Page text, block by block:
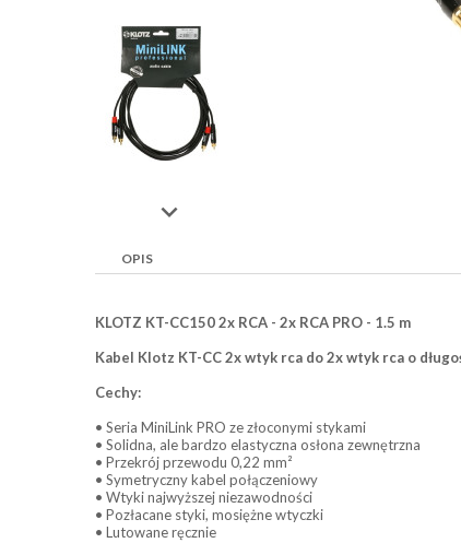

OPIS
KLOTZ KT-CC150 2x RCA - 2x RCA PRO - 1.5 m
Kabel Klotz KT-CC 2x wtyk rca do 2x wtyk rca o
Cechy:
• Seria MiniLink PRO ze złoconymi stykami
• Solidna, ale bardzo elastyczna osłona zewnętrzna
• Przekrój przewodu 0,22 mm²
• Symetryczny kabel połączeniowy
• Wtyki najwyższej niezawodności
• Pozłacane styki, mosiężne wtyczki
• Lutowane ręcznie